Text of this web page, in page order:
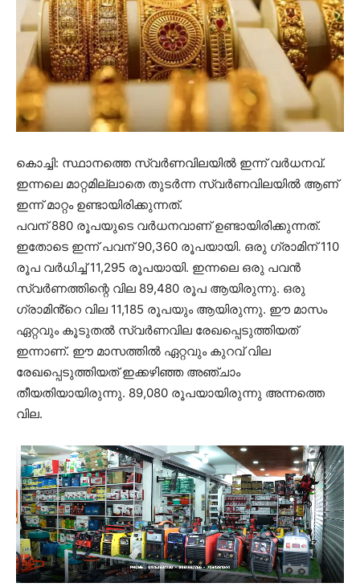
കൊച്ചി: സ്ഥാനത്തെ സ്വർണവിലയില്‍ ഇന്ന് വർധനവ്.
ഇന്നലെ മാറ്റമില്ലാതെ തുടര്‍ന്ന സ്വര്‍ണവിലയില്‍ ആണ്
ഇന്ന് മാറ്റം ഉണ്ടായിരിക്കുന്നത്.
പവന് 880 രൂപയുടെ വർധനവാണ് ഉണ്ടായിരിക്കുന്നത്.
ഇതോടെ ഇന്ന് പവന് 90,360 രൂപയായി. ഒരു ഗ്രാമിന് 110
രൂപ വർധിച്ച്‌ 11,295 രൂപയായി. ഇന്നലെ ഒരു പവൻ
സ്വർണത്തിന്റെ വില 89,480 രൂപ ആയിരുന്നു. ഒരു
ഗ്രാമിൻ്റെ വില 11,185 രൂപയും ആയിരുന്നു. ഈ മാസം
ഏറ്റവും കൂടുതല്‍ സ്വര്‍ണവില രേഖപ്പെടുത്തിയത്
ഇന്നാണ്. ഈ മാസത്തില്‍ ഏറ്റവും കുറവ് വില
രേഖപ്പെടുത്തിയത് ഇക്കഴിഞ്ഞ അഞ്ചാം
തീയതിയായിരുന്നു. 89,080 രൂപയായിരുന്നു അന്നത്തെ
വില.